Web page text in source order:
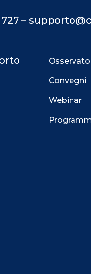
–
Convegni
Webinar